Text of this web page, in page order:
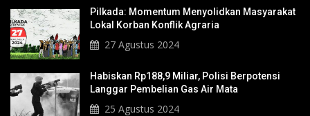
Pilkada: Momentum Menyolidkan Masyarakat
Lokal Korban Konflik Agraria
27 Agustus 2024
Habiskan Rp188,9 Miliar, Polisi Berpotensi
Langgar Pembelian Gas Air Mata
25 Agustus 2024